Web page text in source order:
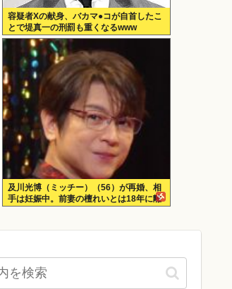
容疑者Xの献身、バカマ●コが自首したこ
とで堤真一の刑罰も重くなるwww
及川光博（ミッチー）（56）が再婚、相
手は妊娠中。前妻の檀れいとは18年に離
婚し子供はなし